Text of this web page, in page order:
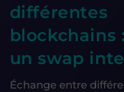
différentes
blockchains
un swap
Échange entre